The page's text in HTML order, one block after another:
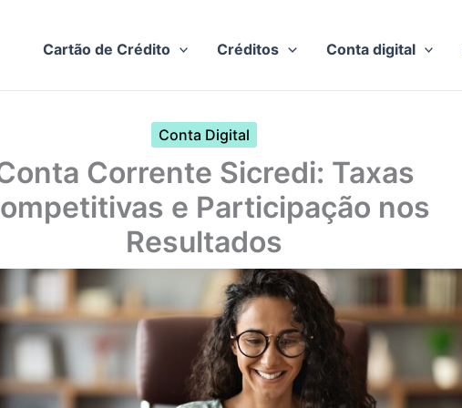
Cartão de Crédito Créditos Conta digital
Conta Digital
Corrente Sicredi: Taxas
e Participação nos
Resultados